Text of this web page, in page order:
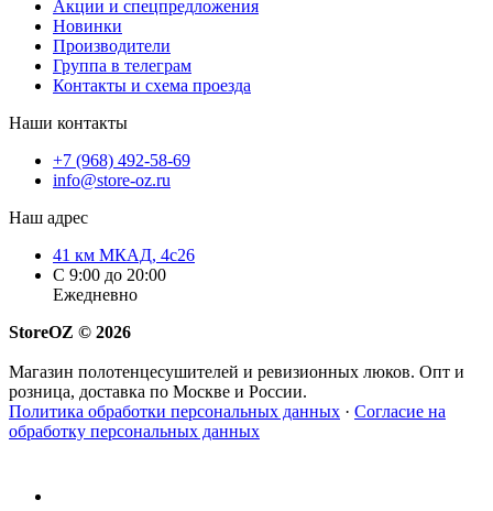
Акции и спецпредложения
Новинки
Производители
Группа в телеграм
Контакты и схема проезда
Наши контакты
+7 (968) 492-58-69
info@store-oz.ru
Наш адрес
41 км МКАД, 4с26
C 9:00 до 20:00
Ежедневно
StoreOZ © 2026
Магазин полотенцесушителей и ревизионных люков. Опт и
розница, доставка по Москве и России.
Политика обработки персональных данных · Согласие на
обработку персональных данных